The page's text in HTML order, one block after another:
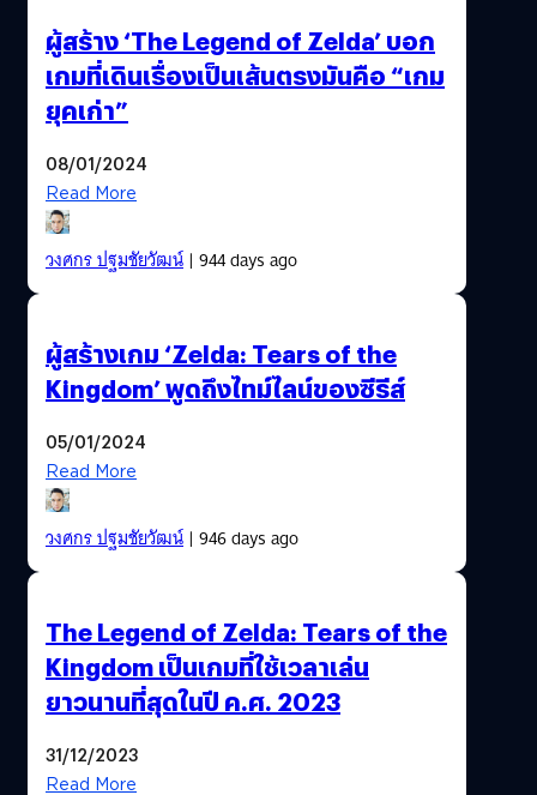
ผู้สร้าง ‘The Legend of Zelda’ บอก
เกมที่เดินเรื่องเป็นเส้นตรงมันคือ “เกม
ยุคเก่า”
08/01/2024
Read More
วงศกร ปฐมชัยวัฒน์| 944 days ago
ผู้สร้างเกม ‘Zelda: Tears of the
Kingdom’ พูดถึงไทม์ไลน์ของซีรีส์
05/01/2024
Read More
วงศกร ปฐมชัยวัฒน์| 946 days ago
The Legend of Zelda: Tears of the
Kingdom เป็นเกมที่ใช้เวลาเล่น
ยาวนานที่สุดในปี ค.ศ. 2023
31/12/2023
Read More